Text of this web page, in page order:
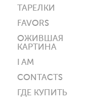
ТАРЕЛКИ
FAVORS
ОЖИВШАЯ
КАРТИНА
I AM
CONTACTS
ГДЕ КУПИТЬ